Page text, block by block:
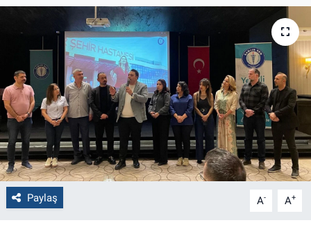
Paylaş A- A+
Bilecik
Kütahya
Gezi
Genel
Çevre
Yerel